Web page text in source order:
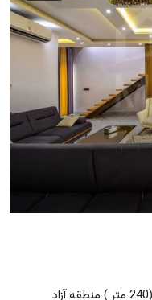
ویلا دوبلکس در منطقه آزادانزلی گلشن (240 متر ) منطقه آزاد